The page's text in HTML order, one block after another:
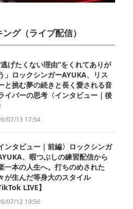
グ（ライブ配信）
逃げたくない理由”をくれてありが
」ロックシンガーAYUKA、リス
と挑む夢の続きと長く愛される音
イバーの思考〈インタビュー｜後
07/13 17:54
インタビュー｜前編〉ロックシンガ
、暇つぶしの練習配信から
一本の人生へ。打ちのめされた
が生んだ等身大のスタイル
LIVE】
07/12 19:56